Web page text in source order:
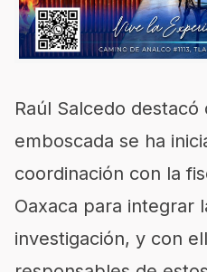
Raúl Salcedo destacó
emboscada se ha
coordinación con la
Oaxaca para integrar
investigación, y con